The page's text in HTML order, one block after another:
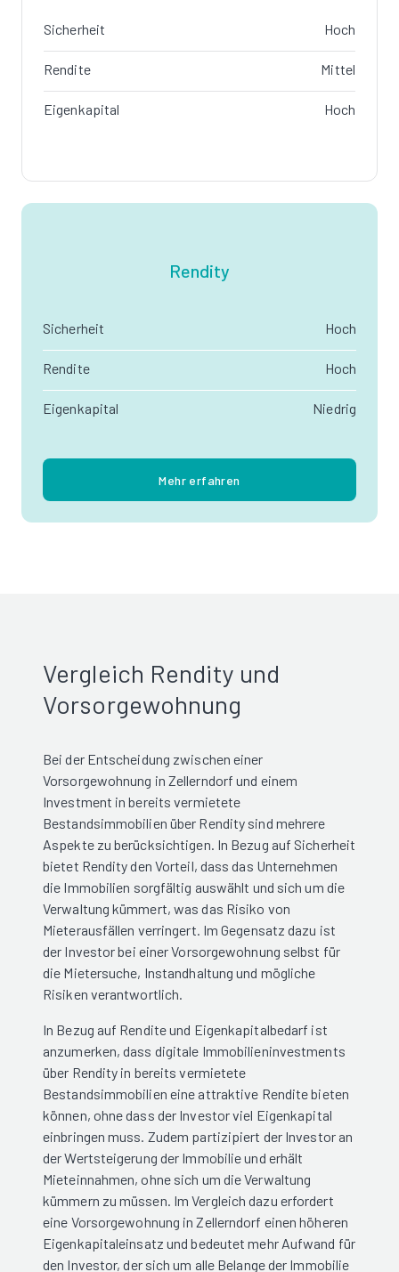
Sicherheit Hoch
Rendite Mittel
Eigenkapital Hoch
Rendity
Sicherheit Hoch
Rendite Hoch
Eigenkapital Niedrig
Mehr erfahren
Vergleich Rendity und
Vorsorgewohnung
Bei der Entscheidung zwischen einer
Vorsorgewohnung in Zellerndorf und einem
Investment in bereits vermietete
Bestandsimmobilien über Rendity sind mehrere
Aspekte zu berücksichtigen. In Bezug auf Sicherheit
bietet Rendity den Vorteil, dass das Unternehmen
die Immobilien sorgfältig auswählt und sich um die
Verwaltung kümmert, was das Risiko von
Mieterausfällen verringert. Im Gegensatz dazu ist
der Investor bei einer Vorsorgewohnung selbst für
die Mietersuche, Instandhaltung und mögliche
Risiken verantwortlich.
In Bezug auf Rendite und Eigenkapitalbedarf ist
anzumerken, dass digitale Immobilieninvestments
über Rendity in bereits vermietete
Bestandsimmobilien eine attraktive Rendite bieten
können, ohne dass der Investor viel Eigenkapital
einbringen muss. Zudem partizipiert der Investor an
der Wertsteigerung der Immobilie und erhält
Mieteinnahmen, ohne sich um die Verwaltung
kümmern zu müssen. Im Vergleich dazu erfordert
eine Vorsorgewohnung in Zellerndorf einen höheren
Eigenkapitaleinsatz und bedeutet mehr Aufwand für
den Investor, der sich um alle Belange der Immobilie